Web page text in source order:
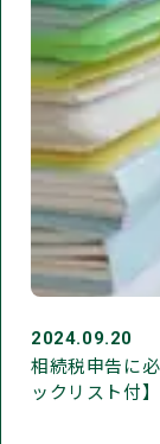
2024.09.20
相続税申告に
ックリスト付】